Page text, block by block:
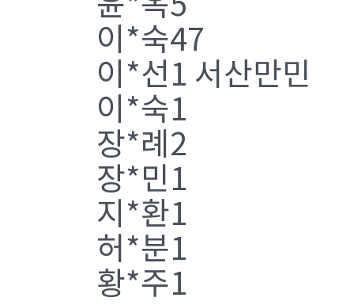
이*숙47
이*선1 서산만민
이*숙1
장*례2
장*민1
지*환1
허*분1
황*주1